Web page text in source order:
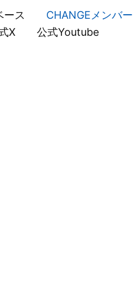
ース
CHANGEメンバー
X 公式Youtube